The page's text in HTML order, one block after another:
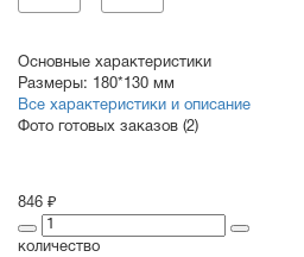
Основные характеристики
Размеры: 180*130 мм
Все характеристики и описание
Фото готовых заказов (2)
846 ₽
количество